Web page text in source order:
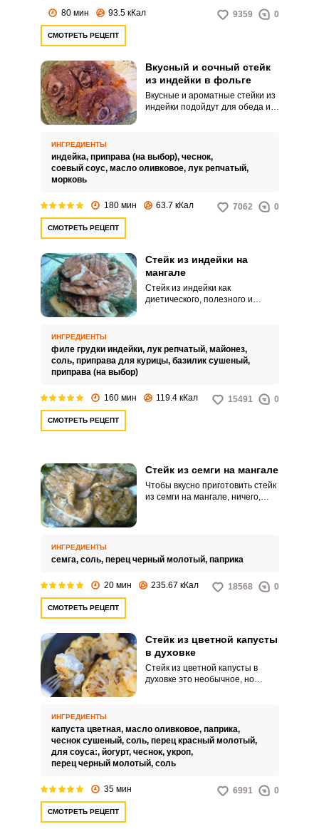
80 мин 93.5 кКал 9359 0
СМОТРЕТЬ РЕЦЕПТ
Вкусный и сочный стейк
из индейки в фольге
Вкусные и ароматные стейки из
индейки подойдут для обеда и
хорошо усваивается
организмом.
ИНГРЕДИЕНТЫ
индейка, приправа (на выбор), чеснок,
соевый соус, масло оливковое, лук репчатый,
морковь
180 мин 63.7 кКал 7062 0
СМОТРЕТЬ РЕЦЕПТ
Стейк из индейки на
мангале
Стейк из индейки как
диетического, полезного и
повара быстро превращается
«в подошву», поэтому такие
стейки часто маринуют. В этом
майонезе.
ИНГРЕДИЕНТЫ
филе грудки индейки, лук репчатый, майонез,
соль, приправа для курицы, базилик сушеный,
приправа (на выбор)
160 мин 119.4 кКал 15491 0
СМОТРЕТЬ РЕЦЕПТ
Стейк из семги на мангале
Чтобы вкусно приготовить стейк
из семги на мангале, ничего,
немного паприки.
ИНГРЕДИЕНТЫ
семга, соль, перец черный молотый, паприка
20 мин 235.67 кКал 18568 0
СМОТРЕТЬ РЕЦЕПТ
Стейк из цветной капусты
в духовке
Стейк из цветной капусты в
духовке это необычное, но
ЗОЖ (здорового образа жизни) и
вегетарианцы.
ИНГРЕДИЕНТЫ
капуста цветная, масло оливковое, паприка,
чеснок сушеный, соль, перец красный молотый,
для соуса:, йогурт, чеснок, укроп,
перец черный молотый, соль
35 мин 6991 0
СМОТРЕТЬ РЕЦЕПТ